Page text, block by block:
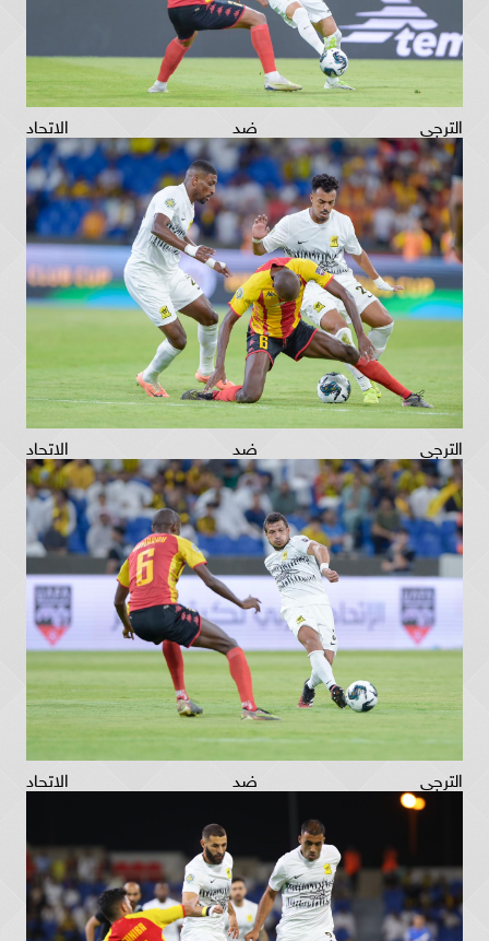
الترجي ضد الاتحاد
الترجي ضد الاتحاد
الترجي ضد الاتحاد